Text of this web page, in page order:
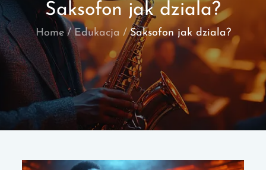
Saksofon jak dziala?
Home Edukacja Saksofon jak dziala?